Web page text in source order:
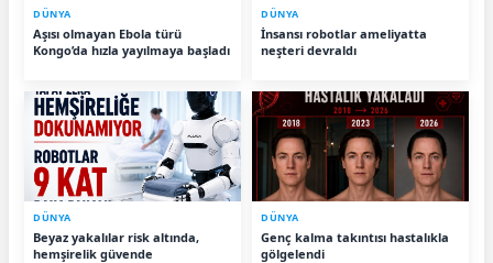
DÜNYA
Aşısı olmayan Ebola türü
Kongo’da hızla yayılmaya başladı
DÜNYA
İnsansı robotlar ameliyatta
neşteri devraldı
DÜNYA
Beyaz yakalılar risk altında,
hemşirelik güvende
DÜNYA
Genç kalma takıntısı hastalıkla
gölgelendi